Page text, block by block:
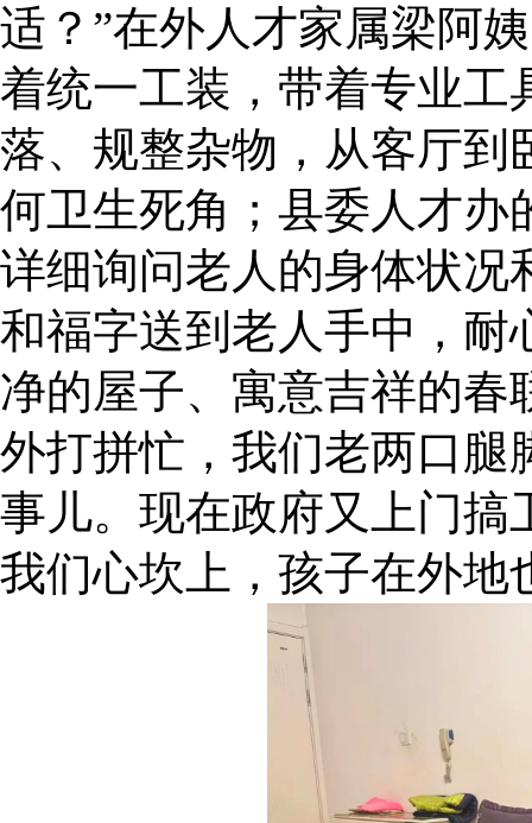
适？”在外人才家属梁阿
着统一工装，带着专业工
落、规整杂物，从客厅到
何卫生死角；县委人才办
详细询问老人的身体状况
和福字送到老人手中，耐
净的屋子、寓意吉祥的春
外打拼忙，我们老两口腿
事儿。现在政府又上门搞
我们心坎上，孩子在外地